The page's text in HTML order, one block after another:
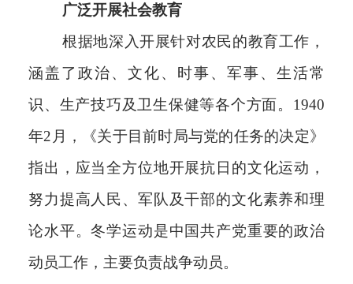
广泛开展社会教育
根据地深入开展针对农民的教育工作，
涵盖了政治、文化、时事、军事、生活常
识、生产技巧及卫生保健等各个方面。1940
年2月，《关于目前时局与党的任务的决定》
指出，应当全方位地开展抗日的文化运动，
努力提高人民、军队及干部的文化素养和理
论水平。冬学运动是中国共产党重要的政治
动员工作，主要负责战争动员。